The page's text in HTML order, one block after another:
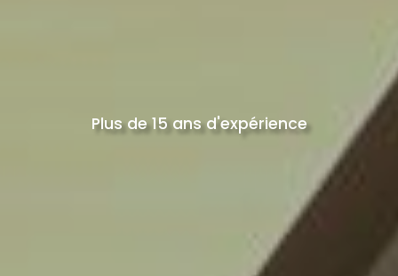
Plus de 15 ans d'expérience